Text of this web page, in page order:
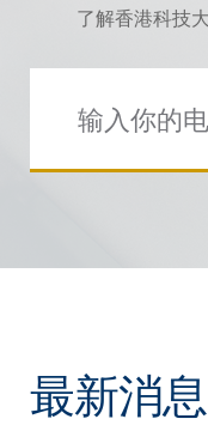
了解香港科技
最新消息